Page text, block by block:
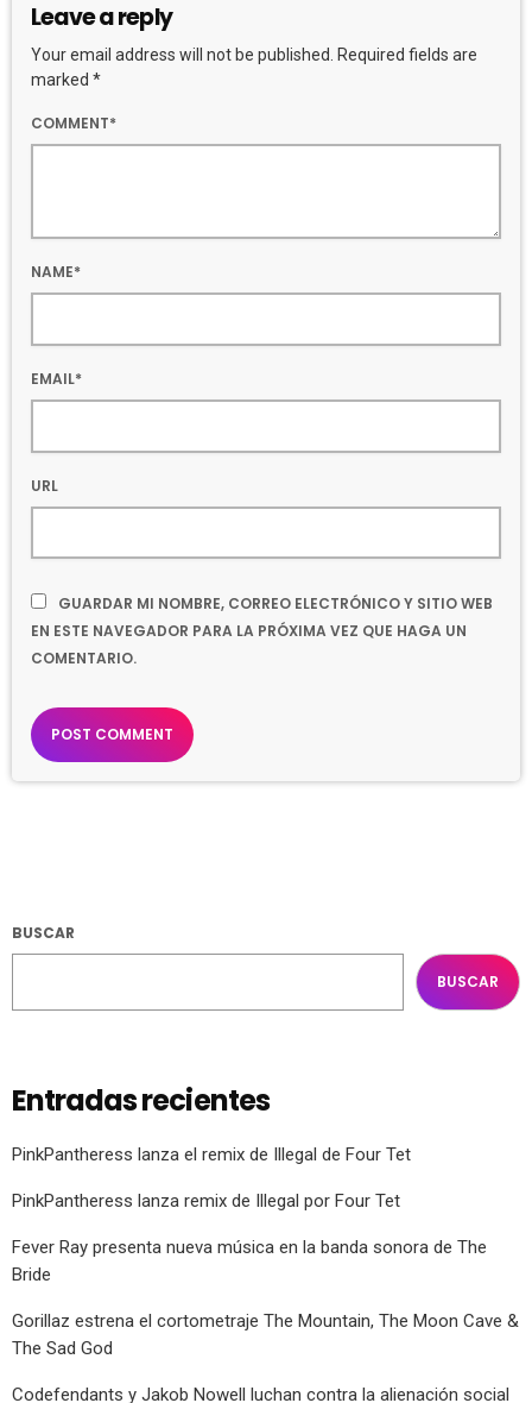
Leave a reply
Your email address will not be published. Required fields are
marked *
COMMENT*
NAME*
EMAIL*
URL
GUARDAR MI NOMBRE, CORREO ELECTRÓNICO Y SITIO WEB
EN ESTE NAVEGADOR PARA LA PRÓXIMA VEZ QUE HAGA UN
COMENTARIO.
BUSCAR
BUSCAR
Entradas recientes
PinkPantheress lanza el remix de Illegal de Four Tet
PinkPantheress lanza remix de Illegal por Four Tet
Fever Ray presenta nueva música en la banda sonora de The
Bride
Gorillaz estrena el cortometraje The Mountain, The Moon Cave &
The Sad God
Codefendants y Jakob Nowell luchan contra la alienación social